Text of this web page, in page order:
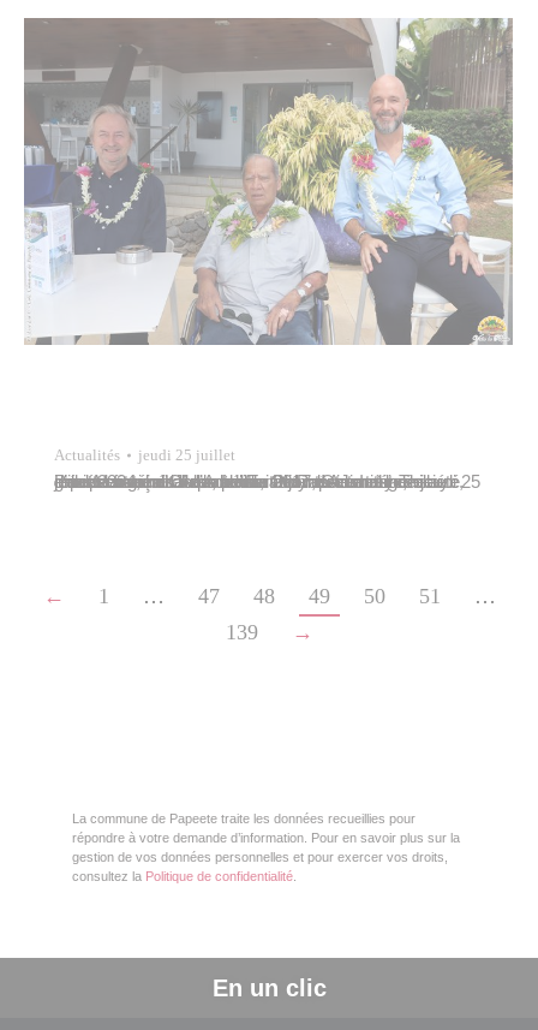
Actualités jeudi 25 juillet
Paul Maiotui et Jules Ienfa, adjoints au maire, représentaient la commune de Papeete et la société d’économie mixte locale Te Ora no Ananahi ce jeudi 25 juillet 2024, lors de la célébration du trentième anniversaire d’Ocea, à l’invitation de Jimmy Thillaye, directeur général d’Aqualter Polynésie. Intégrée au groupe français Aqualter en 2017, Ocea est une…
← 1 … 47 48 49 50 51
…
139
→
La commune de Papeete traite les données recueillies pour
répondre à votre demande d’information. Pour en savoir plus sur la
gestion de vos données personnelles et pour exercer vos droits,
consultez la Politique de confidentialité
En un clic